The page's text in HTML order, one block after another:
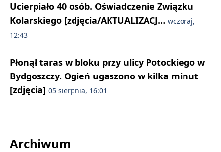
Ucierpiało 40 osób. Oświadczenie Związku
Kolarskiego [zdjęcia/AKTUALIZACJ… wczoraj,
12:43
Płonął taras w bloku przy ulicy Potockiego w
Bydgoszczy. Ogień ugaszono w kilka minut
[zdjęcia] 05 sierpnia, 16:01
Archiwum